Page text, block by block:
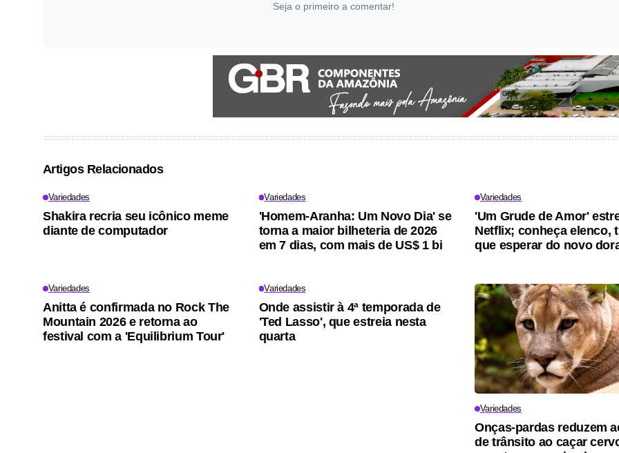
Seja o primeiro a comentar!
Artigos Relacionados
Variedades
Shakira recria seu icônico meme
diante de computador
Variedades
'Homem-Aranha: Um Novo Dia' se
torna a maior bilheteria de 2026
em 7 dias, com mais de US$ 1 bi
Variedades
'Um Grude de Amor'
Netflix; conheça elenco,
que esperar do novo
Variedades
Anitta é confirmada no Rock The
Mountain 2026 e retorna ao
festival com a 'Equilibrium Tour'
Variedades
Onde assistir à 4ª temporada de
'Ted Lasso', que estreia nesta
quarta
Variedades
Onças-pardas reduzem
de trânsito ao caçar